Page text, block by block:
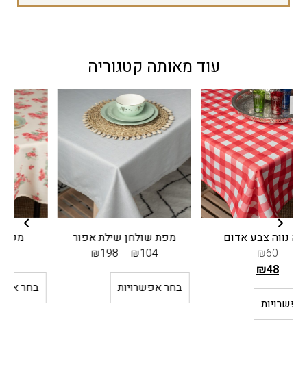
עוד מאותה קטגוריה
מפת שולחן שילת אפור
104
בחר אפשרויות
מפת שולחן דילן בג
₪30
בחר אפשרויות